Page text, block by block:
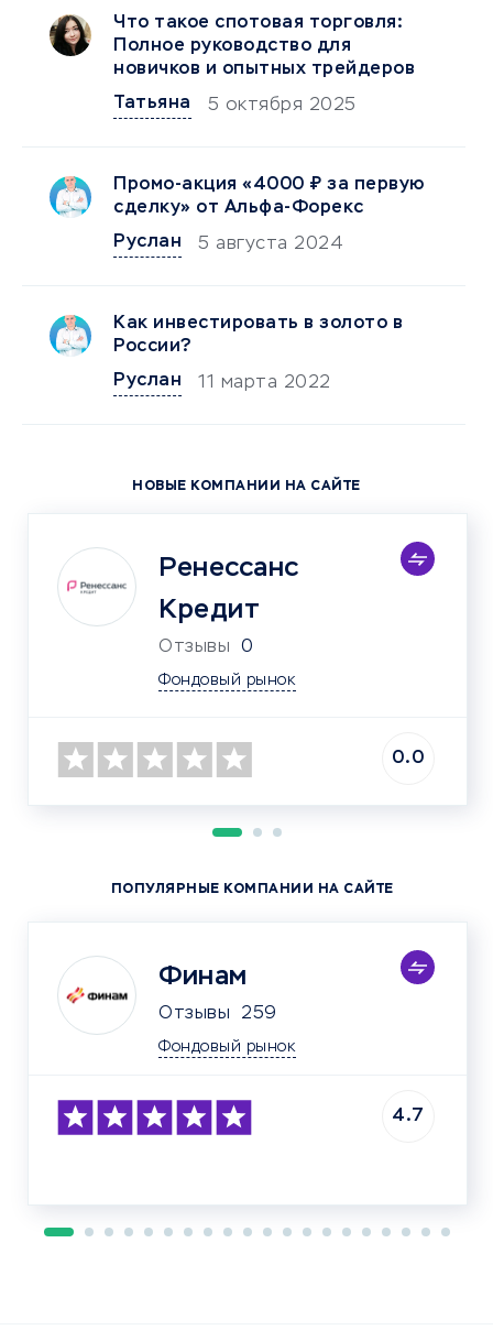
Что такое спотовая торговля:
Полное руководство для
новичков и опытных трейдеров
Татьяна
5 октября 2025
Промо-акция «4000 ₽ за первую
сделку» от Альфа-Форекс
Руслан
5 августа 2024
Как инвестировать в золото в
России?
Руслан
11 марта 2022
НОВЫЕ КОМПАНИИ НА САЙТЕ
Ренессанс
Кредит
Отзывы 0
Фондовый рынок
0.0
ПОПУЛЯРНЫЕ КОМПАНИИ НА САЙТЕ
Финам
Отзывы 259
Фондовый рынок
4.7